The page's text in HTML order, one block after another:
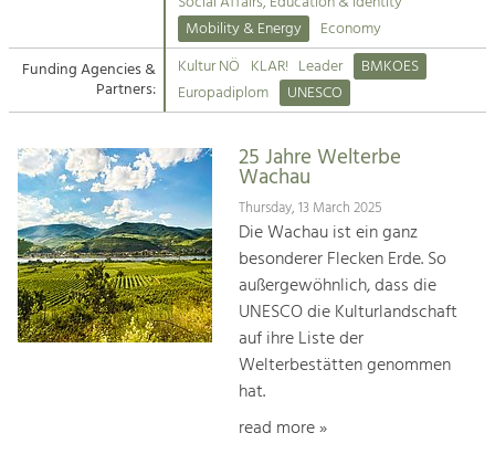
Suche
Impressum
Kontakt
Tourism
Offer Development and Positioning
Art & Culture
Crafts, Science and Research.
Social Affairs, Education
& Identity
Equality, Youth and Integration.
Climate Change, Public Transport and
Mobility & Energy
Economy
Funding Agencies &
Partners:
Kultur NÖ KLAR! Leader
BMKOES
Europadiplom
UNESCO
25 Jahre Welterbe
Wachau
Thursday, 13 March 2025
Die Wachau ist ein ganz
besonderer Flecken Erde. So
außergewöhnlich, dass die
UNESCO die Kulturlandschaft
auf ihre Liste der
Welterbestätten genommen
hat.
read more »